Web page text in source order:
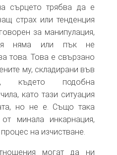
сърцето трябва да е
страх или тенденция
за манипулация,
я няма или пък не
това. Това е свързано
му, складирани във
където подобна
като тази ситуация
но не е. Също така
минала инкарнация,
на изчистване.
могат да ни